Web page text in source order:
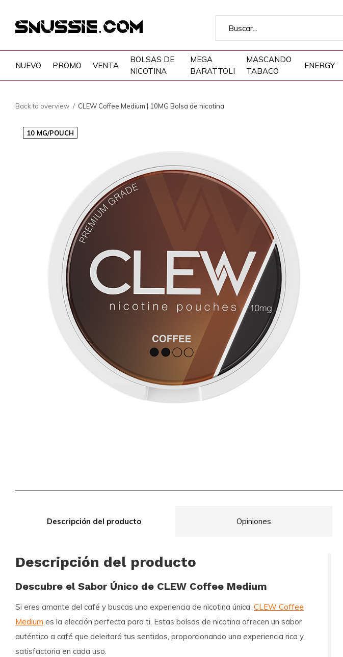
NUEVO PROMO VENTA
BOLSAS DE
NICOTINA
MEGA
BARATTOLI
MASCANDO
TABACO
ENERGY
Back to overview CLEW Coffee Medium | 10MG Bolsa de nicotina
10 MG/POUCH
Descripción del producto Opiniones
Descripción del producto
Descubre el Sabor Único de CLEW Coffee Medium
Si eres amante del café y buscas una experiencia de nicotina única, CLEW Coffee
Medium es la elección perfecta para ti. Estas bolsas de nicotina ofrecen un sabor
auténtico a café que deleitará tus sentidos, proporcionando una experiencia rica y
satisfactoria en cada uso.